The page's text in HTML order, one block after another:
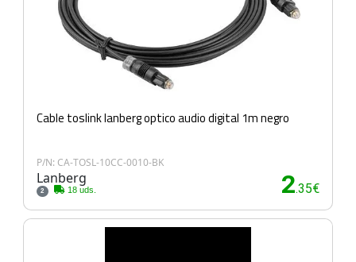
Cable toslink lanberg optico audio digital 1m negro
P/N: CA-TOSL-10CC-0010-BK
Lanberg
2 18 uds. 2.35€